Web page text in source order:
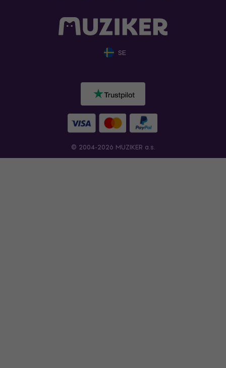
SE
© 2004-2026 MUZIKER a.s.